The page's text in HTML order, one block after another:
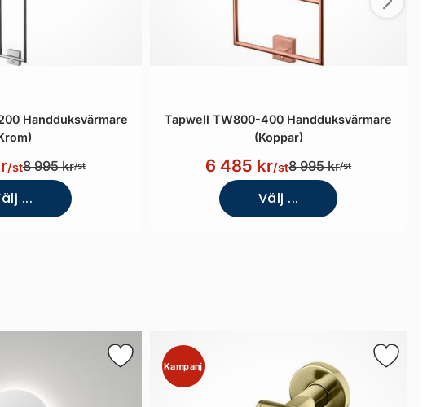
Handduksvärmare
/st8 995 kr/st
...
Tapwell TW800-400 Handduksvärmare
(Koppar)
6 485 kr/st8 995 kr/st
Välj ...
Kampanj